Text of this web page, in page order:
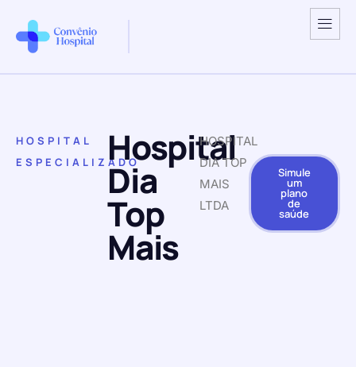
HOSPITAL
ESPECIALIZADOHospital
Dia
Top
Mais
HOSPITAL
DIA TOP
MAIS
LTDA
Simule
um
plano
de
saúde